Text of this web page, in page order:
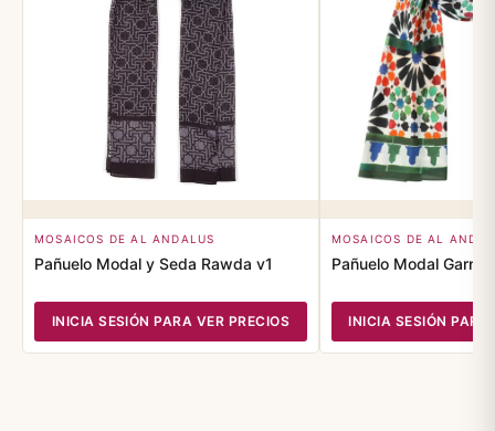
MOSAICOS DE AL ANDALUS
Pañuelo Modal y Seda Rawda v1
INICIA SESIÓN PARA VER PRECIOS
MOSAICOS DE AL
Pañuelo Modal
INICIA SESIÓN PARA